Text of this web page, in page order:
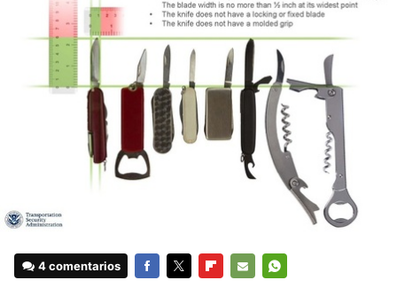
4 comentarios